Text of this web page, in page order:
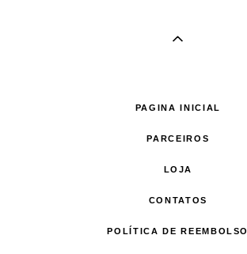
PAGINA INICIAL
PARCEIROS
LOJA
CONTATOS
POLÍTICA DE REEMBOLSO